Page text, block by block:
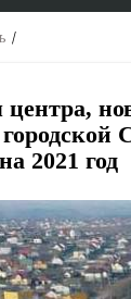
центра,
2021 год